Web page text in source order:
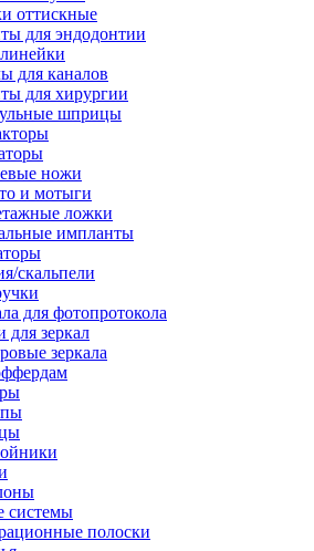
оттискные
для эндодонтии
для каналов
для хирургии
шприцы
ножи
и мотыги
ложки
импланты
скальпели
для фотопротокола
для зеркал
зеркала
системы
полоски